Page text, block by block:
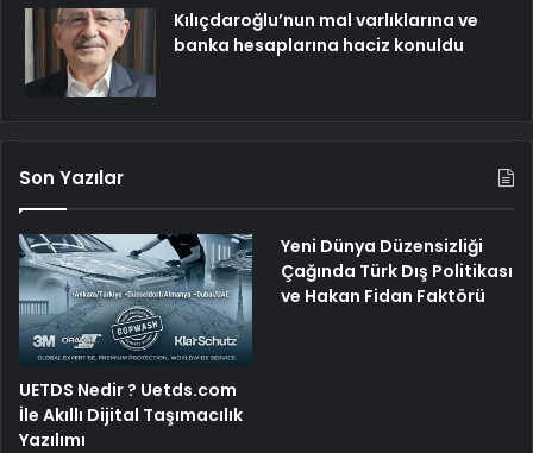
Kılıçdaroğlu’nun mal varlıklarına ve
banka hesaplarına haciz konuldu
Son Yazılar
UETDS Nedir ? Uetds.com
İle Akıllı Dijital Taşımacılık
Yazılımı
Yeni Dünya Düzensizliği
Çağında Türk Dış Politikası
ve Hakan Fidan Faktörü